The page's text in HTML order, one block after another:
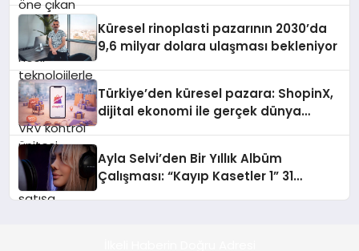
yönetimini daha kolay, konforlu ve
verimli hale getiriyor. Enerji
verimliliğini artırırken modern yaşam
Küresel rinoplasti pazarının 2030’da
9,6 milyar dolara ulaşması bekleniyor
Türkiye’den küresel pazara: ShopinX,
dijital ekonomi ile gerçek dünya
Ayla Selvi’den Bir Yıllık Albüm
Çalışması: “Kayıp Kasetler 1” 31